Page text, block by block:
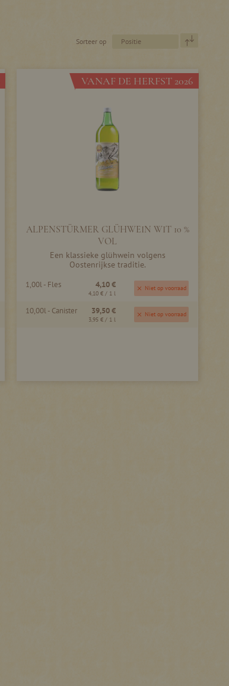
Sorteer op
VANAF DE HERFST 2026
ALPENSTÜRMER GLÜHWEIN WIT 10 %
VOL
Een klassieke glühwein volgens
Oostenrijkse traditie.
1,00l - Fles 4,10 €
4,10 € / 1 l
Niet op voorraad
10,00l - Canister 39,50 €
3,95 € / 1 l
Niet op voorraad